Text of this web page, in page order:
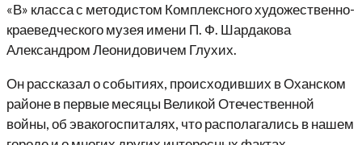
«В» класса с методистом Комплексного художественно-
краеведческого музея имени П. Ф. Шардакова
Александром Леонидовичем Глухих.
Он рассказал о событиях, происходивших в Оханском
районе в первые месяцы Великой Отечественной
войны, об эвакогоспиталях, что располагались в нашем